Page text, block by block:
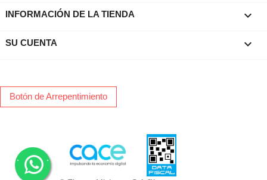
INFORMACIÓN DE LA TIENDA keyboard_arrow_down
SU CUENTA 
Botón de Arrepentimiento
. .